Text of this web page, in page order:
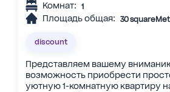
Комнат: 1
Площадь общая: 30
discount
Представляем вашему
возможность приобрести
уютную 1-комнатную квартиру